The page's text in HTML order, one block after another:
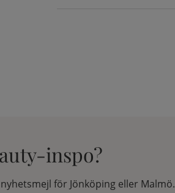
inspo?
för Jönköping eller Malmö.